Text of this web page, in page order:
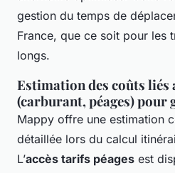
gestion du temps de
France, que ce soit pour les
longs.
Estimation des coûts liés
(carburant, péages) pour
Mappy offre une estimation
détaillée lors du calcul
L’accès tarifs péages est